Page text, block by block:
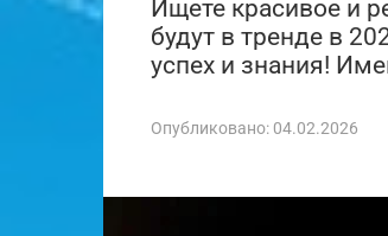
Ищете красивое и
будут в тренде в
успех и знания!
Опубликовано: 04.02.2026